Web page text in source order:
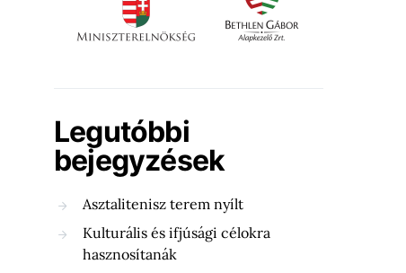
Legutóbbi
bejegyzések
Asztalitenisz terem nyílt
Kulturális és ifjúsági célokra
hasznosítanák